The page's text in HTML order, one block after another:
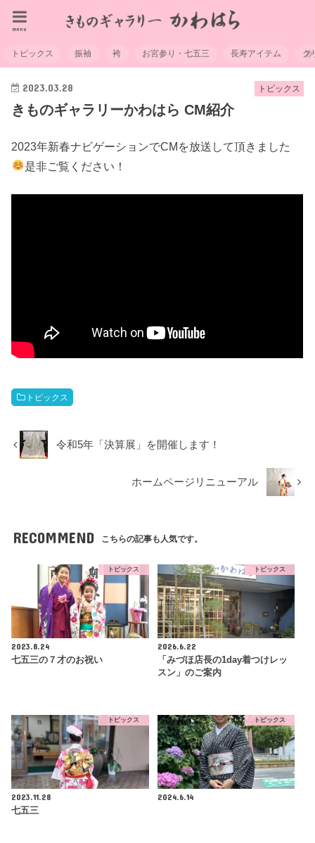
menu
トピックス 振袖 袴 お宮参り・七五三 長寿アイテム ク
トピックス
2023.03.28
きものギャラリーかわはら CM紹介
2023年新春ナビゲーションでCMを放送して頂きました
是非ご覧ください！
トピックス
令和5年「決算展」を開催します！
ホームページリニューアル
RECOMMEND こちらの記事も人気です。
トピックス
2023.8.24
七五三の７才のお祝い
トピックス
2026.6.22
「みづほ店長の1day着つけレッ
スン」のご案内
トピックス
2023.11.28
七五三
トピックス
2024.6.14